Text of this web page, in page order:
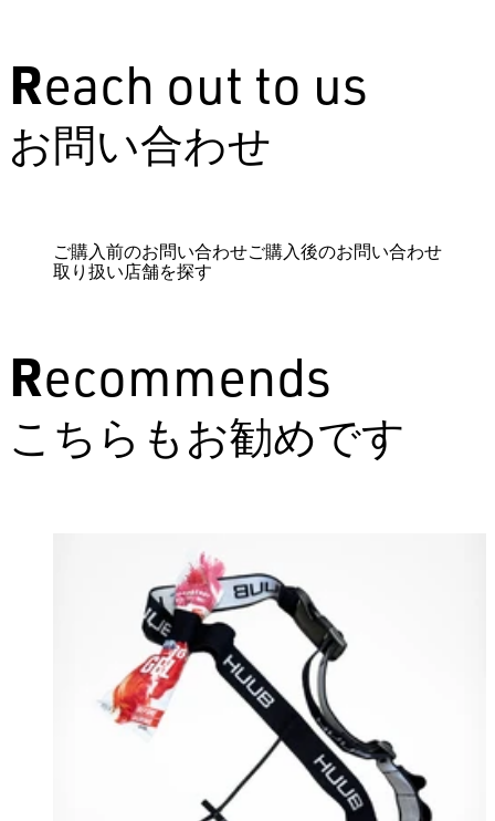
Reach out to us
お問い合わせ
ご購入前のお問い合わせご購入後のお問い合わせ
取り扱い店舗を探す
Recommends
こちらもお勧めです